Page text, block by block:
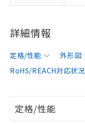
詳細情報
定格/性能 外形図
RoHS/REACH対応状況
定格/性能